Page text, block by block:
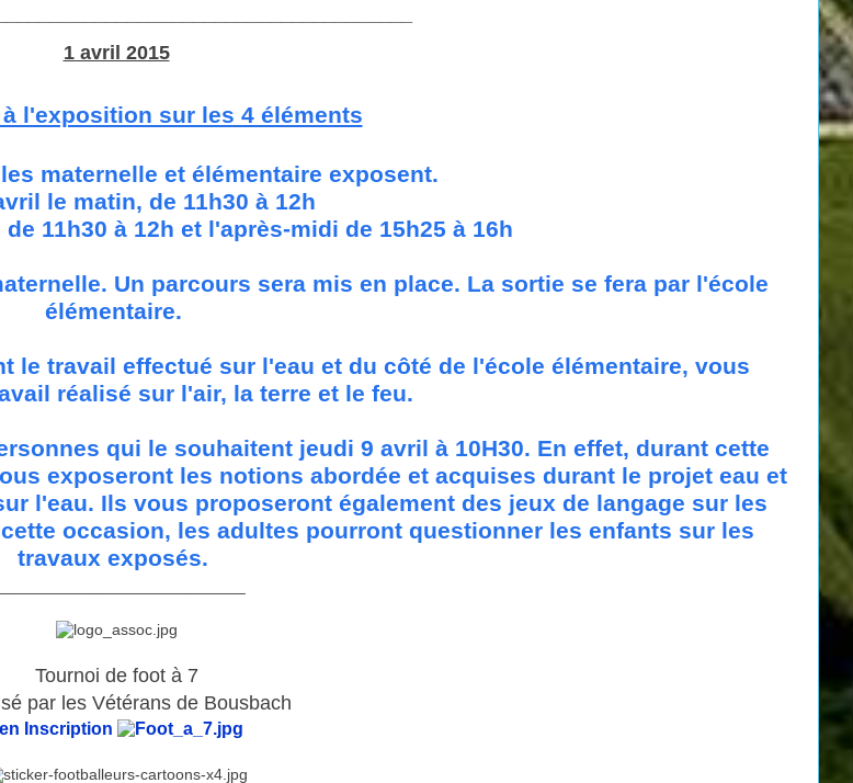
1 avril 2015
à l'exposition sur les 4 éléments
maternelle et élémentaire exposent.
le matin, de 11h30 à 12h
11h30 à 12h et l'après-midi de 15h25 à 16h
Un parcours sera mis en place. La sortie se fera par l'école
élémentaire.
le travail effectué sur l'eau et du côté de l'école élémentaire, vous
réalisé sur l'air, la terre et le feu.
qui le souhaitent jeudi 9 avril à 10H30. En effet, durant cette
exposeront les notions abordée et acquises durant le projet eau et
l'eau. Ils vous proposeront également des jeux de langage sur les
occasion, les adultes pourront questionner les enfants sur les
travaux exposés.
Tournoi de foot à 7
par les Vétérans de Bousbach
Inscription